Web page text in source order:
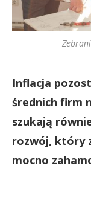
Inflacja
średnich firm
szukają
rozwój, który
mocno